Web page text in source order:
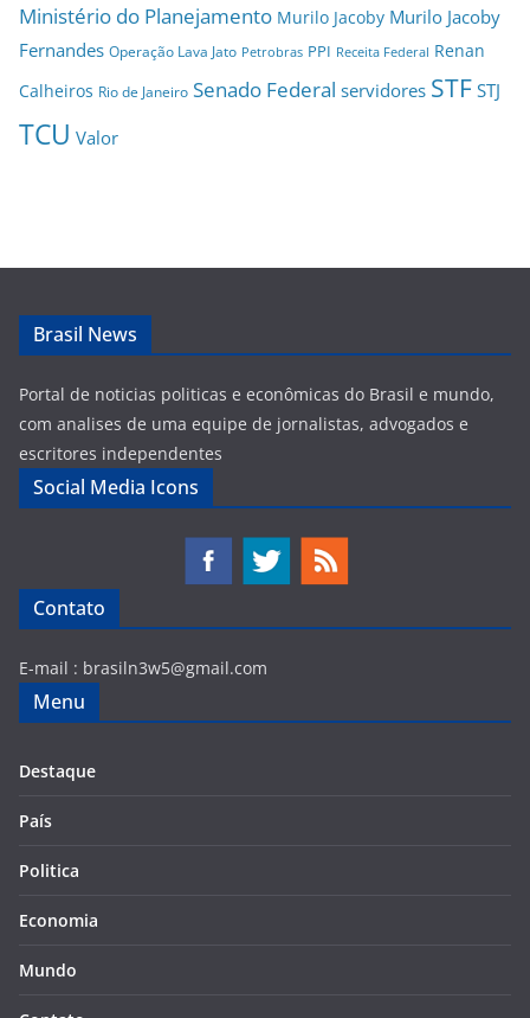
Ministério do Planejamento Murilo Jacoby Murilo Jacoby
Fernandes Operação Lava Jato Petrobras PPI Receita Federal Renan
Calheiros Rio de Janeiro Senado Federal servidores STF STJ
TCU Valor
Brasil News
Portal de noticias politicas e econômicas do Brasil e mundo,
com analises de uma equipe de jornalistas, advogados e
escritores independentes
Social Media Icons
Contato
E-mail : brasiln3w5@gmail.com
Menu
Destaque
País
Politica
Economia
Mundo